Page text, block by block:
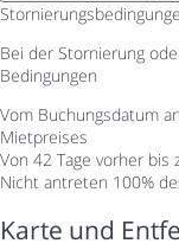
Bei der Stornierung
Bedingungen
Vom Buchungsdatum
Mietpreises
Von 42 Tage vorher bis
Nicht antreten 100%
Karte und